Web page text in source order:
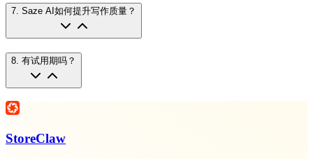
7 Saze AI如何提升写作质量？
8 有试用期吗？
StoreClaw